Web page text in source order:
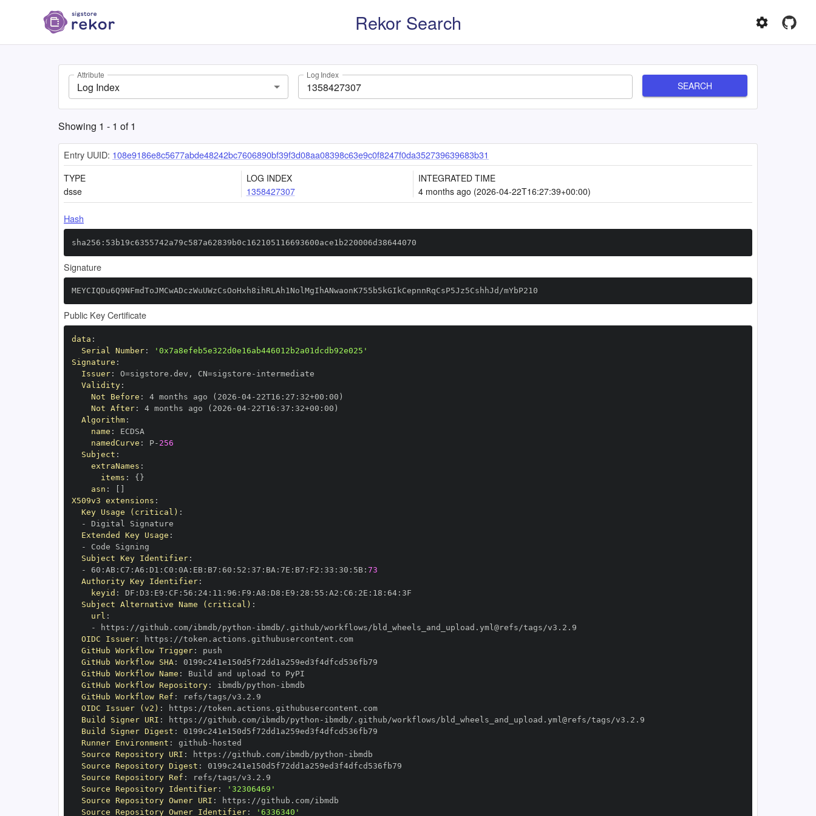
Rekor Search
Attribute
Log Index
Log Index
SEARCH
Showing 1 - 1 of1
Entry UUID: 108e9186e8c5677abde48242bc7606890bf39f3d08aa08398c63e9c0f8247f0da352739639683b31
TYPE
dsse
LOG INDEX
1358427307
INTEGRATED TIME
4 months ago (2026-04-22T16:27:39+00:00)
Hash
sha256:53b19c6355742a79c587a62839b0c162105116693600ace1b220006d38644070
Signature
MEYCIQDu6Q9NFmdToJMCwADczWuUWzCsOoHxh8ihRLAh1NolMgIhANwaonK755b5kGIkCepnnRqCsP5Jz5CshhJd/mYbP210
Public Key Certificate
data :
Serial Number:
'0x7a8efeb5e322d0e16ab446012b2a01dcdb92e025'
Signature :
Issuer: O=sigstore.dev , CN=sigstore -
Validity:
Not Before : 4 months ago (2026 -04- 22T16 : 27 : 32+00 :
Not After: 4 months ago (2026 -04- 22T16 : 37 : 32+00 :
Algorithm:
name :
namedCurve : P- 256
Subject :
extraNames :
items : { }
asn :
X509v3 extensions :
Key Usage (critical) :
-
Extended Key Usage :
-
Subject Key Identifier:
-
60 : AB: C7 : A6 : D1 : C0 : 0A : EB: B7 : 60 : 52 : 37 : BA : 7E : B7 : F2 : 33 : 30 : 5B: 73
Authority Key Identifier:
keyid : DF : D3 : E9 : CF : 56 : 24: 11 : 96 : F9 : A8 : D8 : E9 : 28 : 55 : A2 : C6 : 2E : 18 : 64:
Subject Alternative Name (critical) :
url :
-
https : //github.com/ibmdb/python -
OIDC Issuer: https :
//token.actions.githubusercontent.com
GitHub Workflow Trigger:
GitHub Workflow SHA:
GitHub Workflow Name :
GitHub Workflow Repository: ibmdb/python -
GitHub Workflow Ref :
OIDC Issuer (v2) : https :
//token.actions.githubusercontent.com
Build Signer URI : https : //github.com/ibmdb/python -
Build Signer Digest :
Runner Environment : github -
Source Repository URI : https : //github.com/ibmdb/python -
Source Repository Digest :
Source Repository Ref :
Source Repository Identifier:
'32306469'
Source Repository Owner URI : https :
Source Repository Owner Identifier: '6336340'